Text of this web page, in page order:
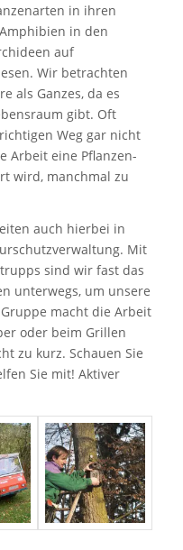
in ihren
in den
auf
Wir betrachten
als Ganzes, da es
gibt. Oft
Weg gar nicht
Arbeit eine Pflanzen-
wird, manchmal zu
auch hierbei in
Mit
sind wir fast das
unterwegs, um unsere
macht die Arbeit
oder beim Grillen
zu kurz. Schauen Sie
Sie mit! Aktiver